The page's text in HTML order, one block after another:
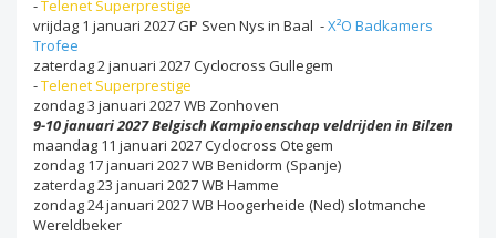
-Telenet Superprestige
vrijdag 1 januari 2027 GP Sven Nys in Baal -X²O Badkamers
Trofee
zaterdag 2 januari 2027 Cyclocross Gullegem
-Telenet Superprestige
zondag 3 januari 2027 WB Zonhoven
9-10 januari 2027 Belgisch Kampioenschap veldrijden in Bilzen
maandag 11 januari 2027 Cyclocross Otegem
zondag 17 januari 2027 WB Benidorm (Spanje)
zaterdag 23 januari 2027 WB Hamme
zondag 24 januari 2027 WB Hoogerheide (Ned) slotmanche
Wereldbeker